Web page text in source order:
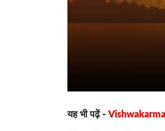
यह भी पढ़ें - Vishwakarma